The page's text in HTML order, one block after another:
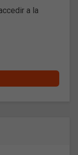
a la